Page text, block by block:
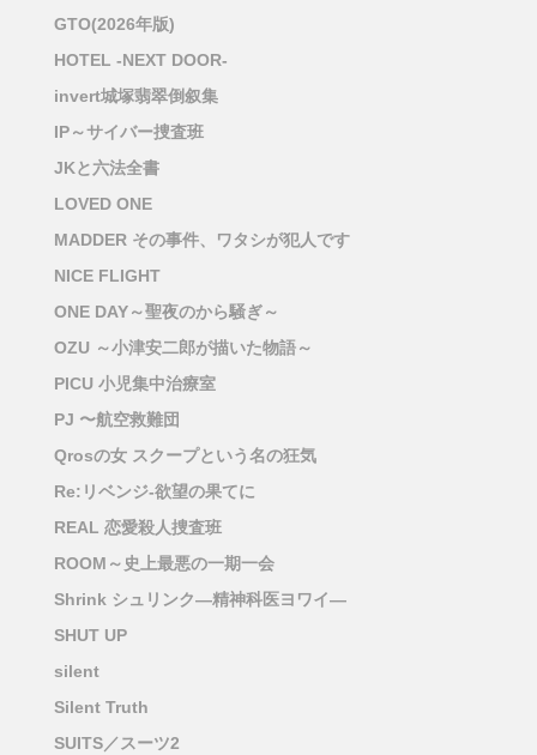
GTO(2026年版)
HOTEL -NEXT DOOR-
invert城塚翡翠倒叙集
IP～サイバー捜査班
JKと六法全書
LOVED ONE
MADDER その事件、ワタシが犯人です
NICE FLIGHT
ONE DAY～聖夜のから騒ぎ～
OZU ～小津安二郎が描いた物語～
PICU 小児集中治療室
PJ 〜航空救難団
Qrosの女 スクープという名の狂気
Re:リベンジ-欲望の果てに
REAL 恋愛殺人捜査班
ROOM～史上最悪の一期一会
Shrink シュリンク―精神科医ヨワイ―
SHUT UP
silent
Silent Truth
SUITS／スーツ2